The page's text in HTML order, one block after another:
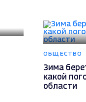
ОБЩЕСТВО
Зима
какой
области